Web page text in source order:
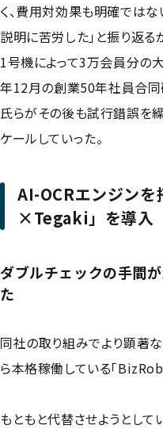
く、費用対効果も明確では
説明に苦労した」と振り返
1号機によって3万会員分の
年12月の創業50年社員合
氏らがその後も試行錯誤を
ケールしていった。
AI-OCRエンジン
×Tegaki」を導入
ダブルチェックの手間
た
同社の取り組みでより顕著
ら本格稼働している「
もともと代替させようとして